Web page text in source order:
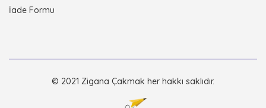
İade Formu
© 2021 Zigana Çakmak her hakkı saklıdır.